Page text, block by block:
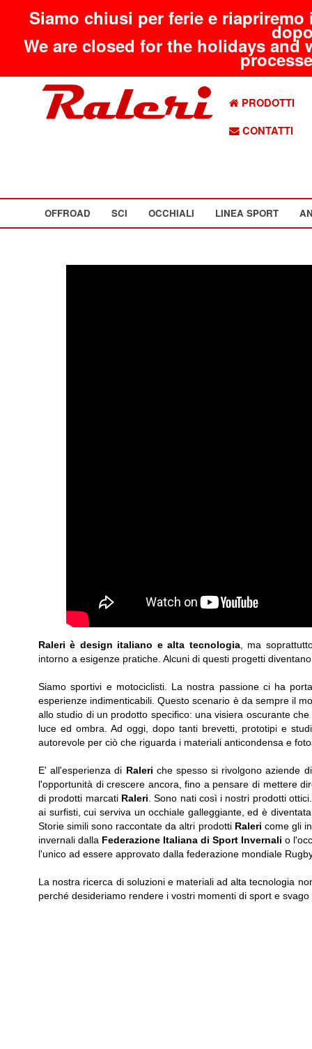
Siamo chiusi per ferie e
We are closed for the holidays
PRODOTTI
CONTATTI
OFFROAD SCI OCCHIALI LINEA SPORT
Raleri è design italiano e alta tecnologia, ma
intorno a esigenze pratiche. Alcuni di questi progetti
Siamo sportivi e motociclisti. La nostra passione ci ha
esperienze indimenticabili. Questo scenario è da sempre il
allo studio di un prodotto specifico: una visiera oscurante
luce ed ombra. Ad oggi, dopo tanti brevetti, prototipi e
autorevole per ciò che riguarda i materiali anticondensa e
E' all'esperienza di Raleri che spesso si rivolgono aziende
l'opportunità di crescere ancora, fino a pensare di mettere
di prodotti marcati Raleri . Sono nati così i nostri prodotti
ai surfisti, cui serviva un occhiale galleggiante, ed è
Storie simili sono raccontate da altri prodotti Raleri come gli
invernali dalla Federazione Italiana di Sport Invernali o
l'unico ad essere approvato dalla federazione mondiale
La nostra ricerca di soluzioni e materiali ad alta tecnologia
perché desideriamo rendere i vostri momenti di sport e